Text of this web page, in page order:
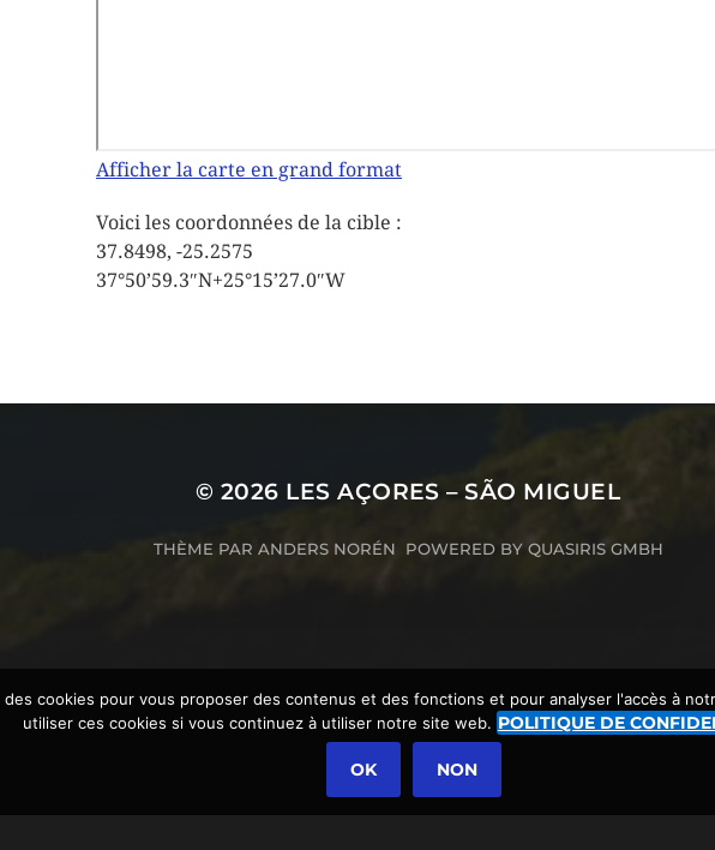
Afficher la carte en grand format
Voici les coordonnées de la cible :
37.8498, -25.2575
37°50’59.3″N+25°15’27.0″W
© 2026 LES AÇORES – SÃO MIGUEL
THÈME PAR ANDERS NORÉN POWERED BY QUASIRIS GMBH
cookies pour vous proposer des contenus et des fonctions et pour analyser l'accès à
utiliser ces cookies si vous continuez à utiliser notre site web. POLITIQUE DE
OK NON